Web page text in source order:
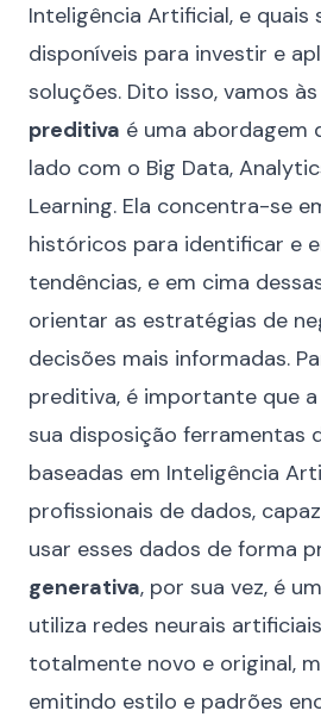
Inteligência Artificial, e quais
disponíveis para investir e
soluções. Dito isso, vamos
preditiva é uma abordagem
lado com o Big Data,
Learning. Ela concentra-se
históricos para identificar e
tendências, e em cima
orientar as estratégias de
decisões mais informadas.
preditiva, é importante que
sua disposição ferramentas
baseadas em Inteligência
profissionais de dados,
usar esses dados de forma
generativa, por sua vez, é
utiliza redes neurais
totalmente novo e original,
emitindo estilo e padrões